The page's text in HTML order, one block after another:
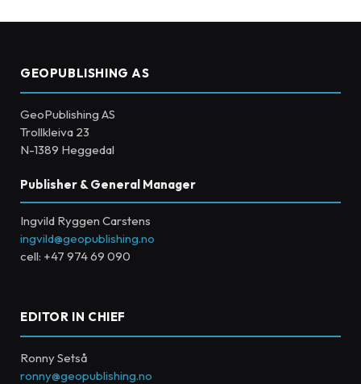
GEOPUBLISHING AS
GeoPublishing AS
Trollkleiva 23
N-1389 Heggedal
Publisher & General Manager
Ingvild Ryggen Carstens
ingvild@geopublishing.no
cell: +47 974 69 090
EDITOR IN CHIEF
Ronny Setså
ronny@geopublishing.no